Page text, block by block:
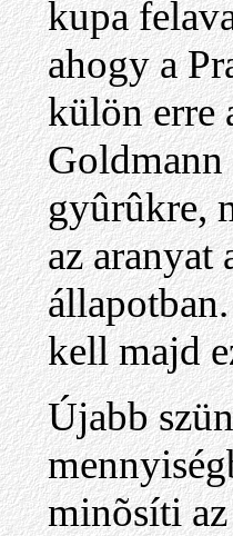
kupa
ahogy a
külön erre
Goldmann
gyûrûkre,
az aranyat
kell majd
Újabb
minõsíti